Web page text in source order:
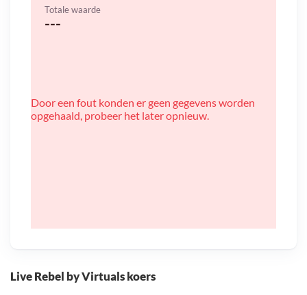
Live Rebel by Virtuals koers
Totale waarde
---
Door een fout konden er geen gegevens worden
opgehaald, probeer het later opnieuw.